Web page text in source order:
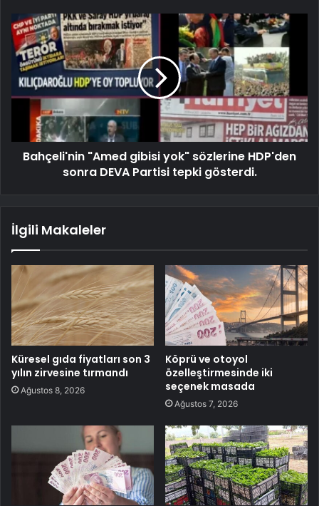
Bahçeli'nin "Amed gibisi yok" sözlerine HDP'den
sonra DEVA Partisi tepki gösterdi.
İlgili Makaleler
Küresel gıda fiyatları son 3
yılın zirvesine tırmandı
Ağustos 8, 2026
Köprü ve otoyol
özelleştirmesinde iki
seçenek masada
Ağustos 7, 2026